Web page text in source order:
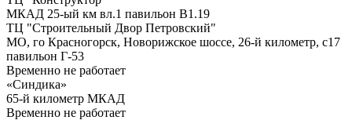
МКАД 25-ый км вл.1 павильон В1.19
ТЦ "Строительный Двор Петровский"
МО, го Красногорск, Новорижское шоссе, 26-й километр, с17
павильон Г-53
Временно не работает
«Синдика»
65-й километр МКАД
Временно не работает